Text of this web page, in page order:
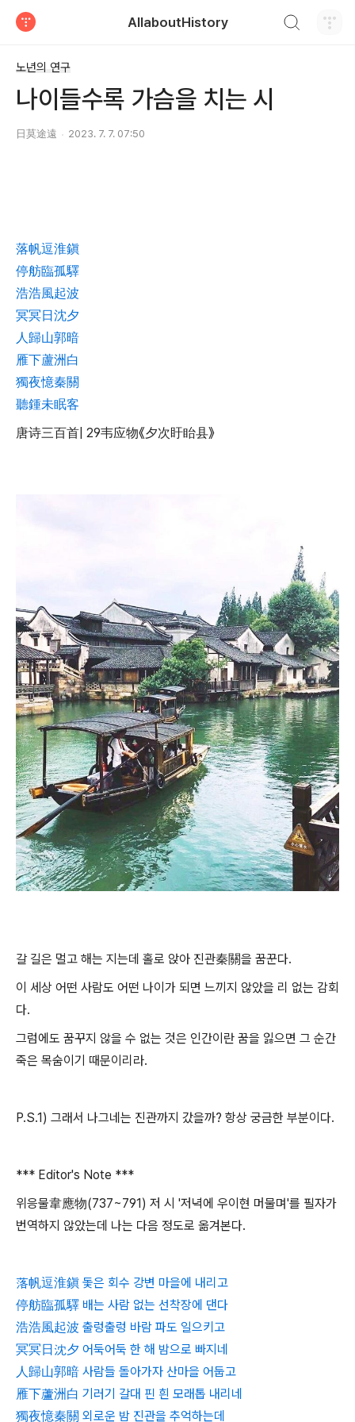
AllaboutHistory
노년의 연구
나이들수록 가슴을 치는 시
日莫途遠 2023. 7. 7. 07:50
落帆逗淮鎭
停舫臨孤驛
浩浩風起波
冥冥日沈夕
人歸山郭暗
雁下蘆洲白
獨夜憶秦關
聽鍾未眠客
唐诗三百首| 29韦应物《夕次盱眙县》
갈 길은 멀고 해는 지는데 홀로 앉아 진관秦關을 꿈꾼다.
이 세상 어떤 사람도 어떤 나이가 되면 느끼지 않았을 리 없는 감회
다.
그럼에도 꿈꾸지 않을 수 없는 것은 인간이란 꿈을 잃으면 그 순간
죽은 목숨이기 때문이리라.
P.S.1) 그래서 나그네는 진관까지 갔을까? 항상 궁금한 부분이다.
*** Editor's Note ***
위응물韋應物(737~791) 저 시 '저녁에 우이현 머물며'를 필자가
번역하지 않았는데 나는 다음 정도로 옮겨본다.
落帆逗淮鎭 돛은 회수 강변 마을에 내리고
停舫臨孤驛 배는 사람 없는 선착장에 댄다
浩浩風起波 출렁출렁 바람 파도 일으키고
冥冥日沈夕 어둑어둑 한 해 밤으로 빠지네
人歸山郭暗 사람들 돌아가자 산마을 어둡고
雁下蘆洲白 기러기 갈대 핀 흰 모래톱 내리네
獨夜憶秦關 외로운 밤 진관을 추억하는데